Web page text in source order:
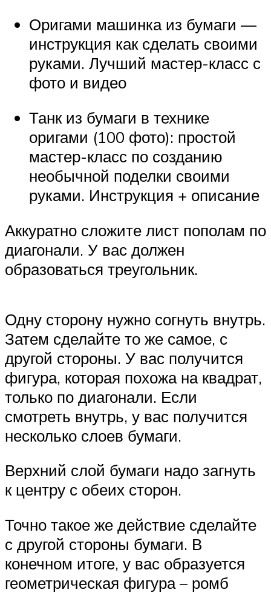
Оригами машинка из бумаги —
инструкция как сделать своими
руками. Лучший мастер-класс с
фото и видео
Танк из бумаги в технике
оригами (100 фото): простой
мастер-класс по созданию
необычной поделки своими
руками. Инструкция + описание
Аккуратно сложите лист пополам по
диагонали. У вас должен
образоваться треугольник.
Одну сторону нужно согнуть внутрь.
Затем сделайте то же самое, с
другой стороны. У вас получится
фигура, которая похожа на квадрат,
только по диагонали. Если
смотреть внутрь, у вас получится
несколько слоев бумаги.
Верхний слой бумаги надо загнуть
к центру с обеих сторон.
Точно такое же действие сделайте
с другой стороны бумаги. В
конечном итоге, у вас образуется
геометрическая фигура – ромб